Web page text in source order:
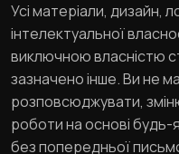
Усі матеріали, дизайн,
інтелектуальної
виключною власністю
зазначено інше. Ви не
розповсюджувати,
роботи на основі
без попередньої